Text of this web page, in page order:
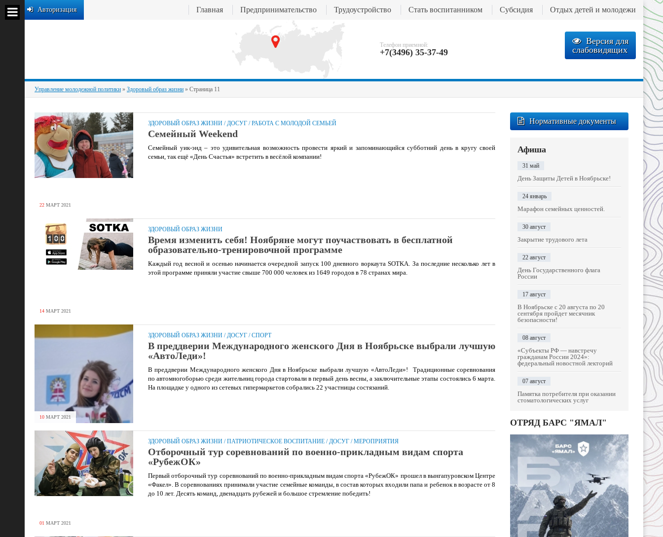
Телефон приемной:
+7(3496) 35-37-49
Версия для
слабовидящих
Авторизация Главная Предпринимательство Трудоустройство Стать воспитанником Субсидия Отдых детей и молодежи
Управление молодежной политики » Здоровый образ жизни » Страница 11
22 МАРТ 2021
ЗДОРОВЫЙ ОБРАЗ ЖИЗНИ /ДОСУГ /РАБОТА С МОЛОДОЙ СЕМЬЕЙ
Семейный Weekend
Семейный уик-энд – это удивительная возможность провести яркий и запоминающийся субботний день в кругу своей
семьи, так ещё «День Счастья» встретить в весёлой компании!
14 МАРТ 2021
ЗДОРОВЫЙ ОБРАЗ ЖИЗНИ
Время изменить себя! Ноябряне могут поучаствовать в бесплатной
образовательно-тренировочной программе
Каждый год весной и осенью начинается очередной запуск 100 дневного воркаута SOTKA. За последние несколько лет в
этой программе приняли участие свыше 700 000 человек из 1649 городов в 78 странах мира.
10 МАРТ 2021
ЗДОРОВЫЙ ОБРАЗ ЖИЗНИ /ДОСУГ /СПОРТ
В преддверии Международного женского Дня в Ноябрьске выбрали лучшую
«АвтоЛеди»!
В преддверии Международного женского Дня в Ноябрьске выбрали лучшую «АвтоЛеди»!⠀Традиционные соревнования
по автомногоборью среди жительниц города стартовали в первый день весны, а заключительные этапы состоялись 6 марта.
На площадке у одного из сетевых гипермаркетов собрались 22 участницы состязаний.⠀
01 МАРТ 2021
ЗДОРОВЫЙ ОБРАЗ ЖИЗНИ /ПАТРИОТИЧЕСКОЕ ВОСПИТАНИЕ /ДОСУГ /МЕРОПРИЯТИЯ
Отборочный тур соревнований по военно-прикладным видам спорта
«РубежОК»
Первый отборочный тур соревнований по военно-прикладным видам спорта «РубежОК» прошел в вынгапуровском Центре
«Факел». В соревнованиях принимали участие семейные команды, в состав которых входили папа и ребенок в возрасте от 8
до 10 лет. Десять команд, двенадцать рубежей и большое стремление победить!
Нормативные документы
Афиша
31 май
День Защиты Детей в Ноябрьске!
24 январь
Марафон семейных ценностей.
30 август
Закрытие трудового лета
22 август
День Государственного флага
России
17 август
В Ноябрьске с 20 августа по 20
сентября пройдет месячник
безопасности!
08 август
«Субъекты РФ — навстречу
гражданам России 2024»:
федеральный новостной лекторий
07 август
Памятка потребителя при оказании
стоматологических услуг
ОТРЯД БАРС "ЯМАЛ"